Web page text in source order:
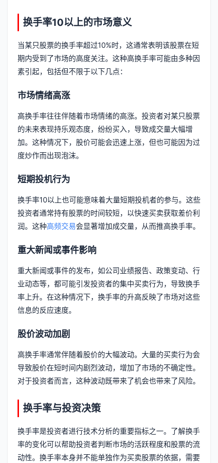
换手率10以上的市场意义
当某只股票的换手率超过10%时，这通常表明该股票在短
期内受到了市场的高度关注。这种高换手率可能由多种因
素引起，包括但不限于以下几点：
市场情绪高涨
高换手率往往伴随着市场情绪的高涨。投资者对某只股票
的未来表现持乐观态度，纷纷买入，导致成交量大幅增
加。这种情况下，股价可能会迅速上涨，但也可能因为过
度炒作而出现泡沫。
短期投机行为
换手率10以上也可能意味着大量短期投机者的参与。这些
投资者通常持有股票的时间较短，以快速买卖获取差价利
润。这种高频交易会显著增加成交量，从而推高换手率。
重大新闻或事件影响
重大新闻或事件的发布，如公司业绩报告、政策变动、行
业动态等，都可能引发投资者的集中买卖行为，导致换手
率上升。在这种情况下，换手率的升高反映了市场对这些
信息的反应速度。
股价波动加剧
高换手率通常伴随着股价的大幅波动。大量的买卖行为会
导致股价在短时间内剧烈波动，增加了市场的不确定性。
对于投资者而言，这种波动既带来了机会也带来了风险。
换手率与投资决策
换手率是投资者进行技术分析的重要指标之一。了解换手
率的变化可以帮助投资者判断市场的活跃程度和股票的流
动性。换手率本身并不能单独作为买卖股票的依据，需要